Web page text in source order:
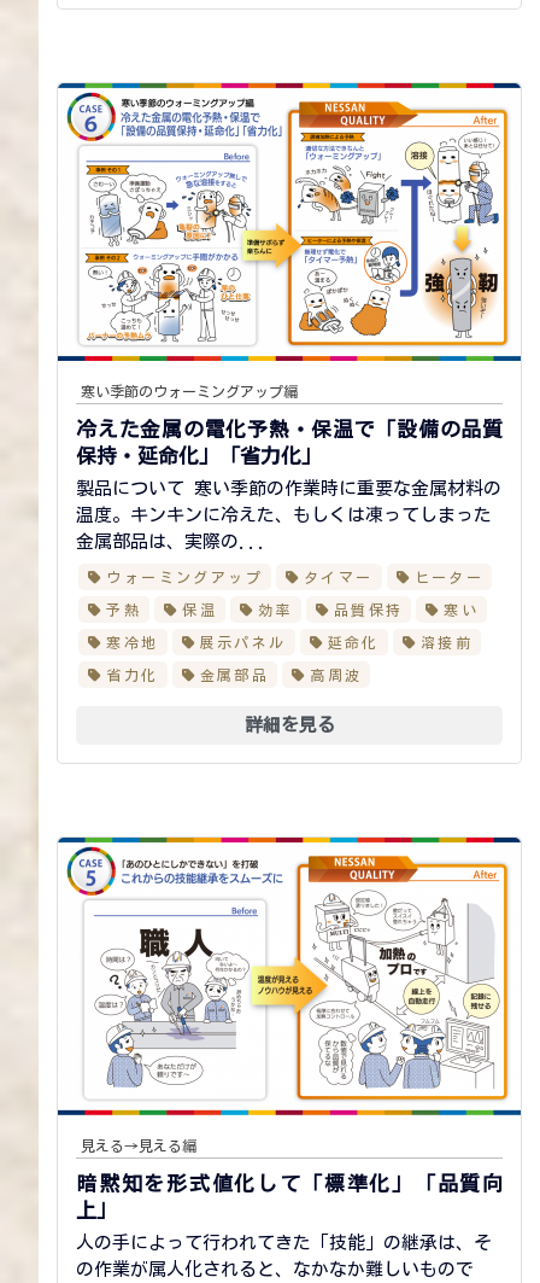
寒い季節のウォーミングアップ編
冷えた金属の電化予熱・保温で 「設備の品質
保持・延命化」
「省力化」
製品について 寒い季節の作業時に重要な金属材料の
温度。キンキンに冷えた、もしくは凍ってしまった
金属部品は、実際の...
ウォーミングアップ タイマー ヒーター
予熱 保温 効率 品質保持 寒い
寒冷地 展示パネル 延命化 溶接前
省力化 金属部品 高周波
詳細を見る
見える→見える編
暗黙知を形式値化して「標準化」「品質向
上」
人の手によって行われてきた「技能」の継承は、そ
の作業が属人化されると、なかなか難しいもので